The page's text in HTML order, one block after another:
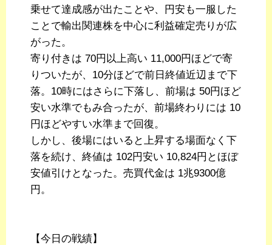
乗せて達成感が出たことや、円安も一服した
ことで輸出関連株を中心に利益確定売りが広
がった。
寄り付きは 70円以上高い 11,000円ほどで寄
りついたが、10分ほどで前日終値近辺まで下
落。10時にはさらに下落し、前場は 50円ほど
安い水準でもみ合ったが、前場終わりには 10
円ほどやすい水準まで回復。
しかし、後場にはいると上昇する場面なく下
落を続け、終値は 102円安い 10,824円とほぼ
安値引けとなった。売買代金は 1兆9300億
円。
【今日の戦績】